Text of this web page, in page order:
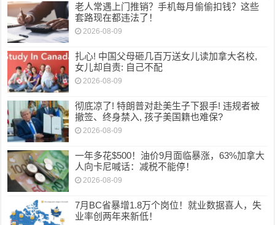
老人常遇上门推销？手机每月偷偷扣钱？这些
套路现在都违法了！
2026-08-09
扎心! 中国父母砸几百万送女儿读加拿大名校,
女儿却自责: 自己不配
2026-08-09
彻底凉了! 特朗普对赴美生子下狠手! 违规者被
撤签、终身禁入, 孩子美国籍也难保?
2026-08-09
一年多花$500！油价9月面临暴涨，63%加拿大
人向卡尼喊话：减税不能停！
2026-08-09
7月BC省暴增1.8万个岗位！就业数据喜人，失
业率创两年来新低！